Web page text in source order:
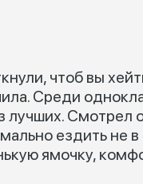
чтоб вы
Среди
лучших. Смотрел
ездить не
ямочку,